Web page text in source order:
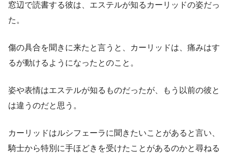
窓辺で読書する彼は、エステルが知るカーリッドの姿だっ
た。
傷の具合を聞きに来たと言うと、カーリッドは、痛みはす
るが動けるようになったとのこと。
姿や表情はエステルが知るものだったが、もう以前の彼と
は違うのだと思う。
カーリッドはルシフェーラに聞きたいことがあると言い、
騎士から特別に手ほどきを受けたことがあるのかと尋ねる